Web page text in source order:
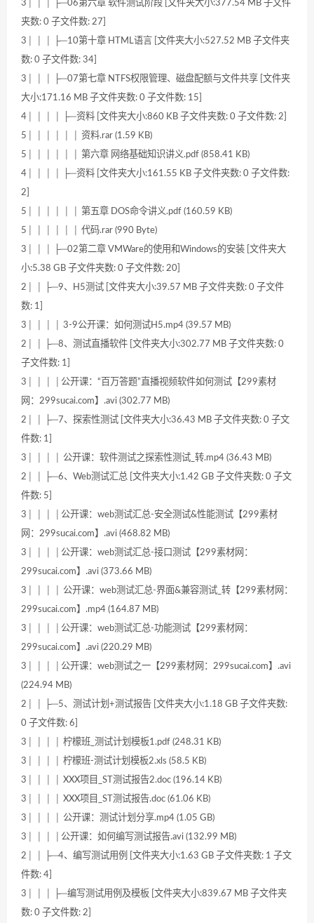
3│ │ │ ├─06第六章 软件测试阶段 [文件夹大小:377.54 MB 子文件
夹数: 0 子文件数: 27]
3│ │ │ ├─10第十章 HTML语言 [文件夹大小:527.52 MB 子文件夹
数: 0 子文件数: 34]
3│ │ │ ├─07第七章 NTFS权限管理、磁盘配额与文件共享 [文件夹
大小:171.16 MB 子文件夹数: 0 子文件数: 15]
4│ │ │ │ ├─资料 [文件夹大小:860 KB 子文件夹数: 0 子文件数: 2]
5│ │ │ │ │ │ 资料.rar (1.59 KB)
5│ │ │ │ │ │ 第六章 网络基础知识讲义.pdf (858.41 KB)
4│ │ │ │ ├─资料 [文件夹大小:161.55 KB 子文件夹数: 0 子文件数:
2]
5│ │ │ │ │ │ 第五章 DOS命令讲义.pdf (160.59 KB)
5│ │ │ │ │ │ 代码.rar (990 Byte)
3│ │ │ ├─02第二章 VMWare的使用和Windows的安装 [文件夹大
小:5.38 GB 子文件夹数: 0 子文件数: 20]
2│ │ ├─9、H5测试 [文件夹大小:39.57 MB 子文件夹数: 0 子文件
数: 1]
3│ │ │ │ 3-9公开课：如何测试H5.mp4 (39.57 MB)
2│ │ ├─8、测试直播软件 [文件夹大小:302.77 MB 子文件夹数: 0
子文件数: 1]
3│ │ │ │公开课：“百万答题”直播视频软件如何测试【299素材
网：299sucai.com】.avi (302.77 MB)
2│ │ ├─7、探索性测试 [文件夹大小:36.43 MB 子文件夹数: 0 子文
件数: 1]
3│ │ │ │ 公开课：软件测试之探索性测试_转.mp4 (36.43 MB)
2│ │ ├─6、Web测试汇总 [文件夹大小:1.42 GB 子文件夹数: 0 子文
件数: 5]
3│ │ │ │公开课：web测试汇总-安全测试&性能测试【299素材
网：299sucai.com】.avi (468.82 MB)
3│ │ │ │公开课：web测试汇总-接口测试【299素材网：
299sucai.com】.avi (373.66 MB)
3│ │ │ │ 公开课：web测试汇总-界面&兼容测试_转【299素材网：
299sucai.com】.mp4 (164.87 MB)
3│ │ │ │公开课：web测试汇总-功能测试【299素材网：
299sucai.com】.avi (220.29 MB)
3│ │ │ │公开课：web测试之一【299素材网：299sucai.com】.avi
(224.94 MB)
2│ │ ├─5、测试计划+测试报告 [文件夹大小:1.18 GB 子文件夹数:
0 子文件数: 6]
3│ │ │ │ 柠檬班_测试计划模板1.pdf (248.31 KB)
3│ │ │ │ 柠檬班-测试计划模板2.xls (58.5 KB)
3│ │ │ │ XXX项目_ST测试报告2.doc (196.14 KB)
3│ │ │ │ XXX项目_ST测试报告.doc (61.06 KB)
3│ │ │ │ 公开课：测试计划分享.mp4 (1.05 GB)
3│ │ │ │公开课：如何编写测试报告.avi (132.99 MB)
2│ │ ├─4、编写测试用例 [文件夹大小:1.63 GB 子文件夹数: 1 子文
件数: 4]
3│ │ │ ├─编写测试用例及模板 [文件夹大小:839.67 MB 子文件夹
数: 0 子文件数: 2]